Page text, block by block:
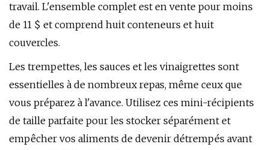
travail. L'ensemble complet est en vente pour moins
de 11 $ et comprend huit conteneurs et huit
couvercles.
Les trempettes, les sauces et les vinaigrettes sont
essentielles à de nombreux repas, même ceux que
vous préparez à l'avance. Utilisez ces mini-récipients
de taille parfaite pour les stocker séparément et
empêcher vos aliments de devenir détrempés avant